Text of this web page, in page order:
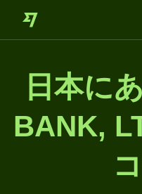
日本に
BANK,